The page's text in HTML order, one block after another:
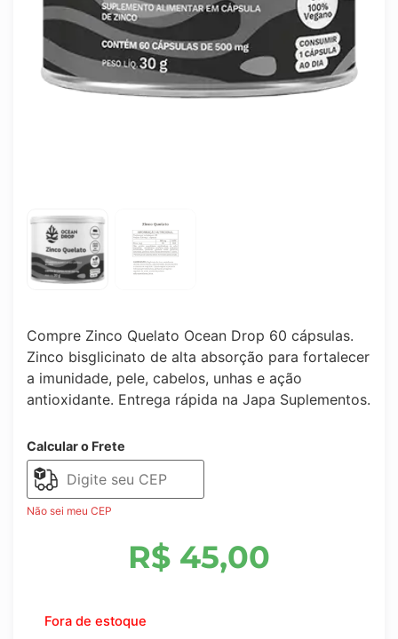
Compre Zinco Quelato Ocean Drop 60 cápsulas.
Zinco bisglicinato de alta absorção para fortalecer
a imunidade, pele, cabelos, unhas e ação
antioxidante. Entrega rápida na Japa Suplementos.
Calcular o Frete
Não sei meu CEP
R$ 45,00
Fora de estoque